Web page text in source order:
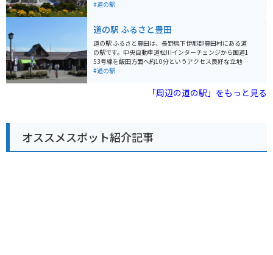
鮮な野菜や山菜、きのこなどが販売されており、お土産
を楽しむことができます。 バイクで訪れる場合、道の駅
には広々とした駐車場が完備されているので安心です。
周辺には、秋には一面の黄金色に染まる「黄金の里」
や、ブナの原生林が広がる「秋山郷」など、自然豊かな
観光スポットが点在しています。道の駅 北信州やまうち
#道の駅
道の駅 ふるさと豊田
道の駅 ふるさと豊田は、長野県下伊那郡豊田村にある道
の駅です。中央自動車道松川インターチェンジから国道1
53号線を飯田方面へ約10分というアクセス良好な立地に
あります。 地元の農産物が並ぶ直売所が人気で、新鮮な
品などが販売されています。とくに、りんごやなし、ぶ
どうなどの果物は、旬の時期には種類豊富に揃うので、
んだ丼ぶりで、ボリューム満点の一品です。バイクで訪
れた際には、駐車場にバイクラックが設置されているの
で安心です。 周辺には、豊かな自然が広がっており、春
#道の駅
「周辺の道の駅」をもっと見る
オススメスポット紹介記事